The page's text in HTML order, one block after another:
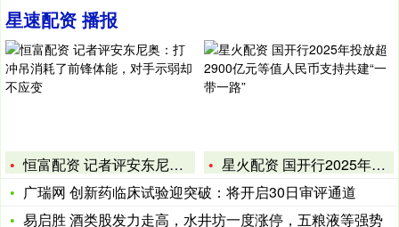
星速配资 播报
恒富配资 记者评安东尼奥：打冲吊消耗了前锋体能，对手示弱却不
星火配资 国开行2025年投放超2900亿元等值人民币支持共
广瑞网 创新药临床试验迎突破：将开启30日审评通道
易启胜 酒类股发力走高，水井坊一度涨停，五粮液等强势